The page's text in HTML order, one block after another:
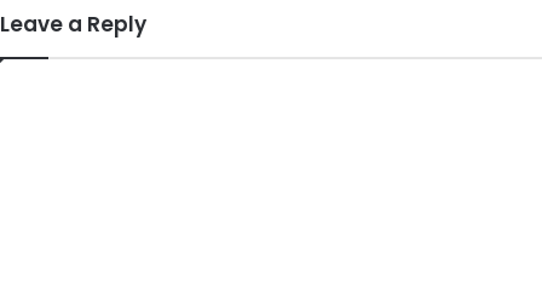
Leave a Reply